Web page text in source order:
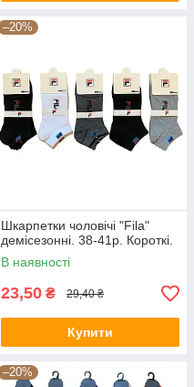
–20%
Шкарпетки чоловічі "Fila"
демісезонні. 38-41р. Короткі.
В наявності
23,50 ₴ 29,40 ₴
Купити
–20%